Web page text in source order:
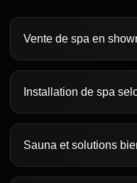
Vente de spa en
Installation de spa
Sauna et solutions